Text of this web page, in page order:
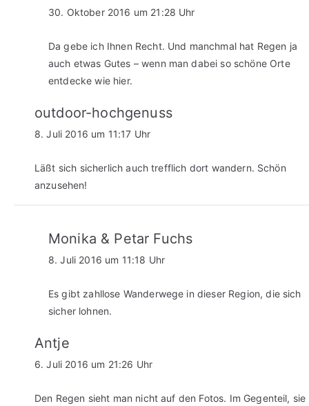
30. Oktober 2016 um 21:28 Uhr
Da gebe ich Ihnen Recht. Und manchmal hat Regen ja
auch etwas Gutes – wenn man dabei so schöne Orte
entdecke wie hier.
outdoor-hochgenuss
8. Juli 2016 um 11:17 Uhr
Läßt sich sicherlich auch trefflich dort wandern. Schön
anzusehen!
Monika & Petar Fuchs
8. Juli 2016 um 11:18 Uhr
Es gibt zahllose Wanderwege in dieser Region, die sich
sicher lohnen.
Antje
6. Juli 2016 um 21:26 Uhr
Den Regen sieht man nicht auf den Fotos. Im Gegenteil, sie